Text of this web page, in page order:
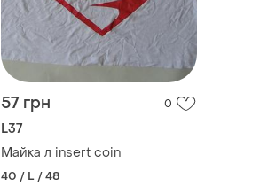
57 грн 0
L37
Майка л insert coin
40 / L / 48